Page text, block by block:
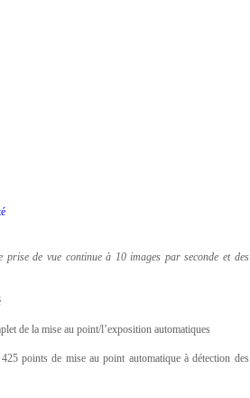
de vue continue à 10 images par seconde et des
de la mise au point/l’exposition automatiques
points de mise au point automatique à détection des